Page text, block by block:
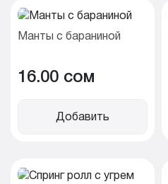
Манты с бараниной
16.00 cом
Добавить